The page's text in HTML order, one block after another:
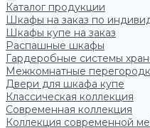
Каталог продукции
Шкафы на заказ по
Шкафы купе на заказ
Распашные шкафы
Гардеробные системы
Межкомнатные
Двери для шкафа купе
Классическая коллекция
Современная коллекция
Коллекция современной